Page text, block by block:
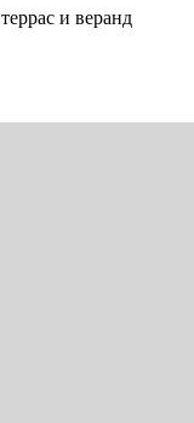
и веранд